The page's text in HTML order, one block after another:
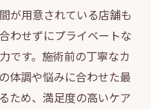
が用意されている店舗も
わせずにプライベートな
です。施術前の丁寧なカ
体調や悩みに合わせた最
ため、満足度の高いケア